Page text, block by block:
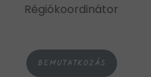
Régiókoordinátor
BEMUTATKOZÁS